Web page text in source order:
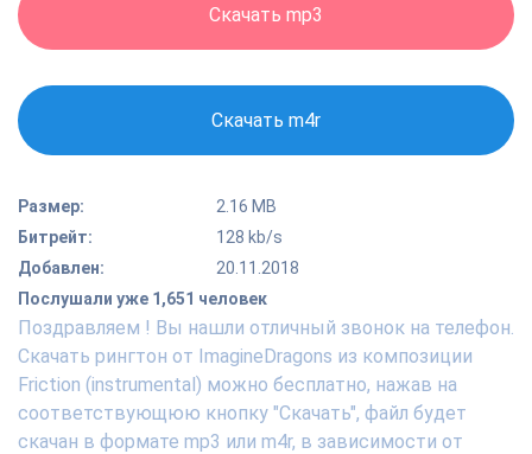
Скачать mp3
Скачать m4r
Размер:
2.16 MB
Битрейт:
128 kb/s
Добавлен:
20.11.2018
Послушали уже 1,651 человек
Поздравляем ! Вы нашли отличный звонок на телефон.
Скачать рингтон от ImagineDragons из композиции
Friction (instrumental) можно бесплатно, нажав на
соответствующюю кнопку "Скачать", файл будет
скачан в формате mp3 или m4r, в зависимости от